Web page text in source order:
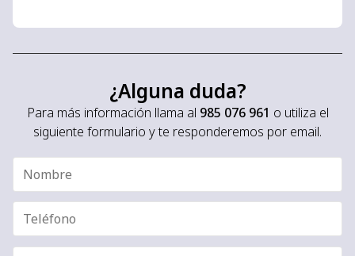
¿Alguna duda?
Para más información llama al 985 076 961 o utiliza el
siguiente formulario y te responderemos por email.